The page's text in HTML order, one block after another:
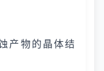
产物的晶体结